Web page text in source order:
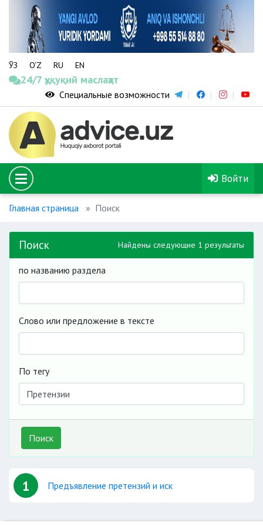
ЎЗ O‘Z RU EN
24/7 ҳуқуқий маслаҳат
Специальные возможности
Войти
Главная страница Поиск
Поиск Найдены следующие 1 результаты
по названию раздела
Слово или предложение в тексте
По тегу
Поиск
1 Предъявление претензий и иск